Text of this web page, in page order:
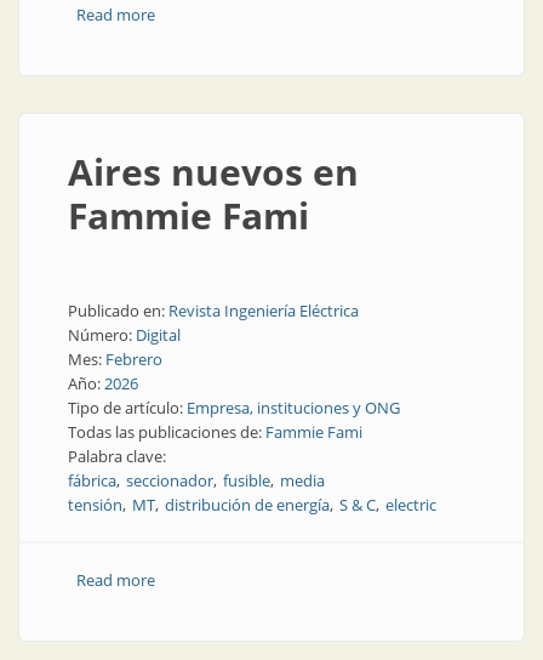
Read moreabout Conexión industrial a la intemperie
Aires nuevos en
Fammie Fami
Publicado en: Revista Ingeniería Eléctrica
Número: Digital
Mes: Febrero
Año:2026
Tipo de artículo: Empresa, instituciones y ONG
Todas las publicaciones de: Fammie Fami
Palabra clave:
fábrica seccionador fusible media
tensión MT distribución de energía S & C electric
Read moreabout Aires nuevos en Fammie Fami